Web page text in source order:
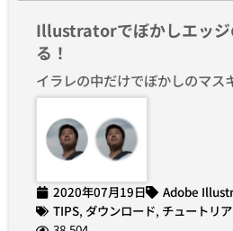
Illustratorでぼかしエッジ
る！
イラレの中だけでぼかしのマス
2020年07月19日
Adobe
TIPS, ダウンロード, チュートリ